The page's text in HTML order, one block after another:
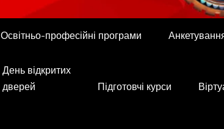
Освітньо-професійні програми
День відкритих
дверей
Підготовчі курси